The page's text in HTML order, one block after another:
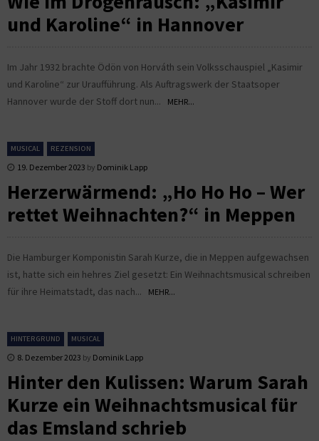
und Karoline“ in Hannover
Im Jahr 1932 brachte Ödön von Horváth sein Volksschauspiel „Kasimir
und Karoline“ zur Uraufführung. Als Auftragswerk der Staatsoper
Hannover wurde der Stoff dort nun...
MEHR...
MUSICAL REZENSION
19. Dezember 2023 by Dominik Lapp
Herzerwärmend: „Ho Ho Ho – Wer
rettet Weihnachten?“ in Meppen
Die Hamburger Komponistin Sarah Kurze, die in Meppen aufgewachsen
ist, hatte sich ein hehres Ziel gesetzt: Ein Weihnachtsmusical schreiben
für ihre Heimatstadt, das nach...
MEHR...
HINTERGRUND MUSICAL
8. Dezember 2023 by Dominik Lapp
Hinter den Kulissen: Warum Sarah
Kurze ein Weihnachtsmusical für
das Emsland schrieb